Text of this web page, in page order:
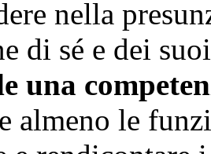
nella
di sé e dei
una
almeno le